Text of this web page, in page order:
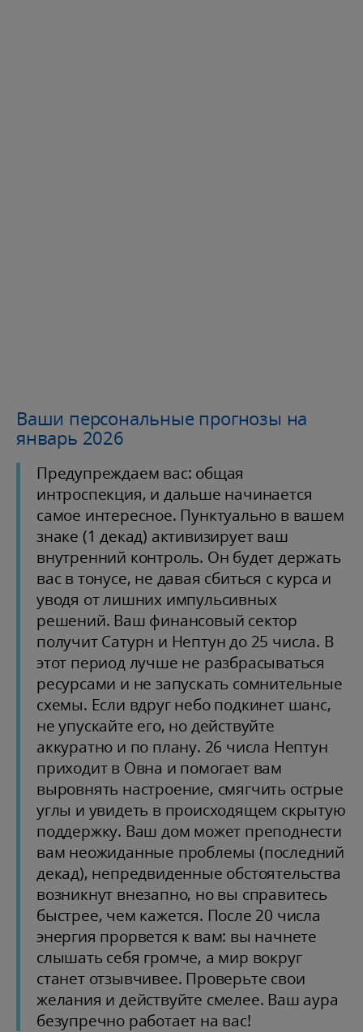
Ваши персональные прогнозы на
январь 2026
Предупреждаем вас: общая
интроспекция, и дальше начинается
самое интересное. Пунктуально в вашем
знаке (1 декад) активизирует ваш
внутренний контроль. Он будет держать
вас в тонусе, не давая сбиться с курса и
уводя от лишних импульсивных
решений. Ваш финансовый сектор
получит Сатурн и Нептун до 25 числа. В
этот период лучше не разбрасываться
ресурсами и не запускать сомнительные
схемы. Если вдруг небо подкинет шанс,
не упускайте его, но действуйте
аккуратно и по плану. 26 числа Нептун
приходит в Овна и помогает вам
выровнять настроение, смягчить острые
углы и увидеть в происходящем скрытую
поддержку. Ваш дом может преподнести
вам неожиданные проблемы (последний
декад), непредвиденные обстоятельства
возникнут внезапно, но вы справитесь
быстрее, чем кажется. После 20 числа
энергия прорвется к вам: вы начнете
слышать себя громче, а мир вокруг
станет отзывчивее. Проверьте свои
желания и действуйте смелее. Ваш аура
безупречно работает на вас!